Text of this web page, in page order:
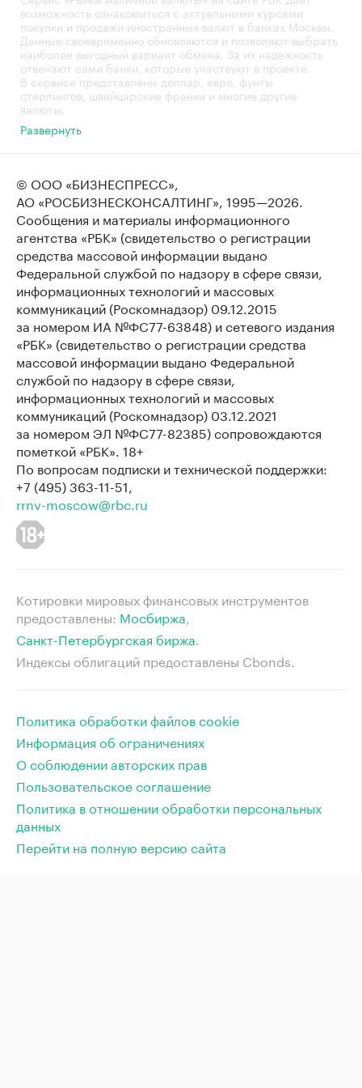
возможность ознакомиться с актуальными курсами
покупки и продажи иностранных валют в банках Москвы.
Данные своевременно обновляются и позволяют выбрать
наиболее выгодный вариант обмена. За их надежность
отвечают сами банки, которые участвуют в проекте.
В сервисе представлены доллар, евро, фунты
стерлингов, швейцарские франки и многие другие
валюты.
Развернуть
© ООО «БИЗНЕСПРЕСС»,
АО «РОСБИЗНЕСКОНСАЛТИНГ», 1995—2026.
Сообщения и материалы информационного
агентства «РБК» (свидетельство о регистрации
средства массовой информации выдано
Федеральной службой по надзору в сфере связи,
информационных технологий и массовых
коммуникаций (Роскомнадзор) 09.12.2015
за номером ИА №ФС77-63848) и сетевого издания
«РБК» (свидетельство о регистрации средства
массовой информации выдано Федеральной
службой по надзору в сфере связи,
информационных технологий и массовых
коммуникаций (Роскомнадзор) 03.12.2021
за номером ЭЛ №ФС77-82385) сопровождаются
пометкой «РБК». 18+
По вопросам подписки и технической поддержки:
+7 (495) 363-11-51,
rrnv-moscow@rbc.ru
Котировки мировых финансовых инструментов
предоставлены: Мосбиржа⁠,
Санкт-Петербургская биржа⁠.
Индексы облигаций предоставлены Cbonds.
Политика обработки файлов cookie
Информация об ограничениях
О соблюдении авторских прав
Пользовательское соглашение
Политика в отношении обработки персональных
данных
Перейти на полную версию сайта